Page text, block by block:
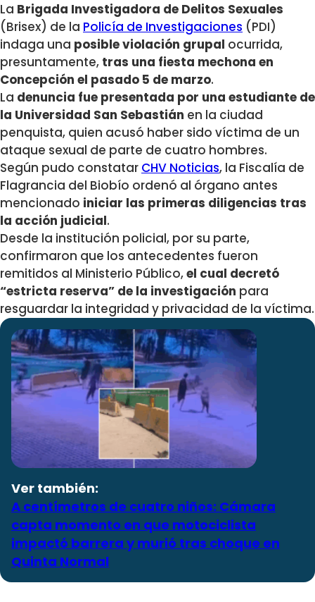
La Brigada Investigadora de Delitos Sexuales
(Brisex) de la Policía de Investigaciones (PDI)
indaga una posible violación grupal ocurrida,
presuntamente, tras una fiesta mechona en
Concepción el pasado 5 de marzo.
La denuncia fue presentada por una estudiante de
la Universidad San Sebastián en la ciudad
penquista, quien acusó haber sido víctima de un
ataque sexual de parte de cuatro hombres.
Según pudo constatar CHV Noticias, la Fiscalía de
Flagrancia del Biobío ordenó al órgano antes
mencionado iniciar las primeras diligencias tras
la acción judicial.
Desde la institución policial, por su parte,
confirmaron que los antecedentes fueron
remitidos al Ministerio Público,el cual decretó
“estricta reserva” de la investigación para
resguardar la integridad y privacidad de la víctima.
Ver también:
A centímetros de cuatro niños: Cámara
capta momento en que motociclista
impactó barrera y murió tras choque en
Quinta Normal